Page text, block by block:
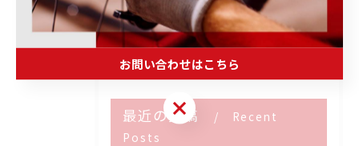
完成車・フレーム
未分類
最近の投稿
Recent
Posts
お問い合わせはこちら
お問い合わせはこちら